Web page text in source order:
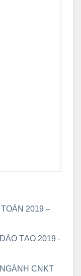
2019 –
TẠO 2019 -
CNKT